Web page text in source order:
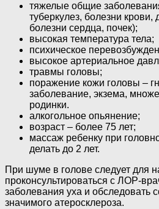
тяжелые общие
туберкулез, болезни
болезни сердца, почек);
высокая температура тела;
психическое
высокое артериальное
травмы головы;
поражение кожи головы –
заболевание, экзема,
родинки.
алкогольное опьянение;
возраст – более 75 лет;
массаж ребенку при
делать до 2 лет.
При шуме в голове следует для
проконсультироваться с ЛОР-
заболевания уха и обследовать
значимого атеросклероза.